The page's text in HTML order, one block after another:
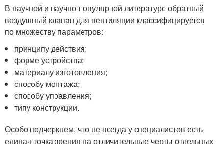
В научной и научно-популярной литературе обратный
воздушный клапан для вентиляции классифицируется
по множеству параметров:
принципу действия;
форме устройства;
материалу изготовления;
способу монтажа;
способу управления;
типу конструкции.
Особо подчеркнем, что не всегда у специалистов есть
единая точка зрения на отличительные черты отдельных